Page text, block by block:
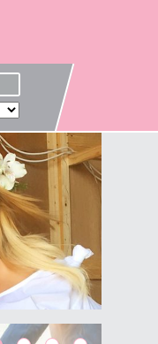
εκεί
ότι δε
πω αυτά που